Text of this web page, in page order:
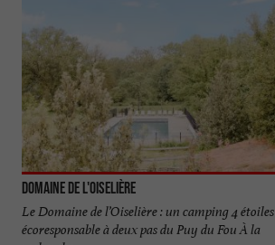
Domaine de L'Oiselière
Le Domaine de l’Oiselière : un camping 4 étoiles
écoresponsable à deux pas du Puy du Fou À la